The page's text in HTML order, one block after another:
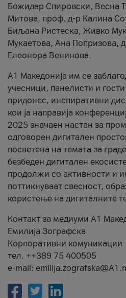
Божидар Спировски, Весна
Митова, проф. д-р Калина
Биљана Ристеска, Живко
Мукаетова, Ана Попризова,
Елеонора Венинова.
А1 Македонија им се
учесници, панелисти и
придонес, инспиративни
кои ја направија
2025 значаен настан за
одговорен дигитален
посветена на темата за
безбеден дигитален
продолжи со активности и
поттикнуваат свесност,
користење на дигиталните
Контакт за медиуми А1
Емилија Зографска
Корпоративни комуникации
тел. ++389 75 400505
e-mail: